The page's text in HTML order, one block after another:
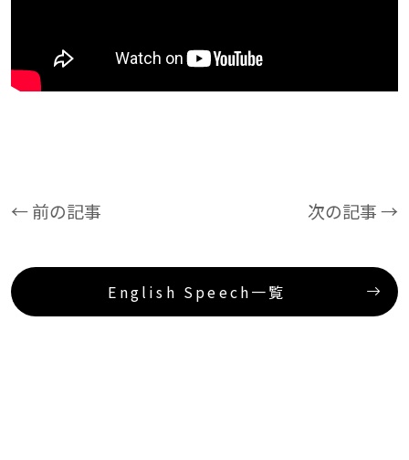
← 前の記事 次の記事 →
English Speech一覧